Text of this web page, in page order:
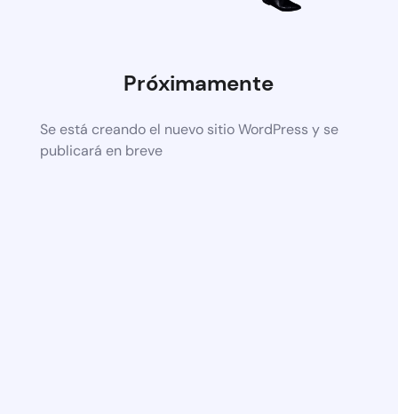
Próximamente
Se está creando el nuevo sitio WordPress y se
publicará en breve